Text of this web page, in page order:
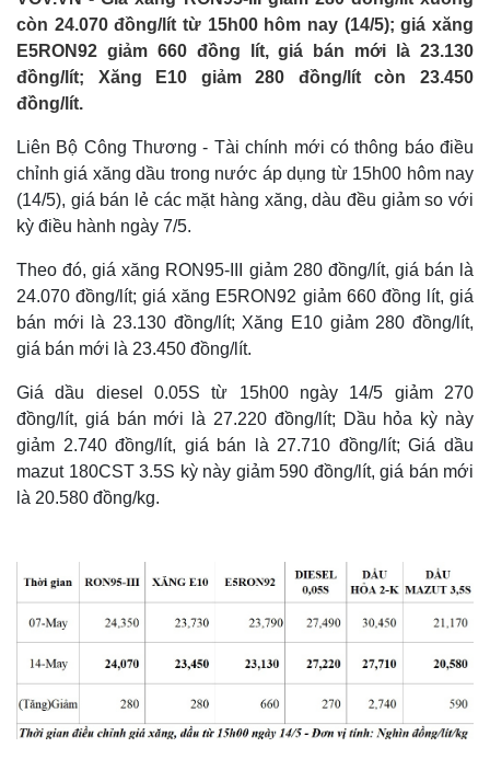
Biển đảo
còn 24.070 đồng/lít từ 15h00 hôm nay (14/5); giá xăng
E5RON92 giảm 660 đồng lít, giá bán mới là 23.130
đồng/lít; Xăng E10 giảm 280 đồng/lít còn 23.450
đồng/lít.
Liên Bộ Công Thương - Tài chính mới có thông báo điều
chỉnh giá xăng dầu trong nước áp dụng từ 15h00 hôm nay
(14/5), giá bán lẻ các mặt hàng xăng, dàu đều giảm so với
kỳ điều hành ngày 7/5.
Theo đó, giá xăng RON95-III giảm 280 đồng/lít, giá bán là
24.070 đồng/lít; giá xăng E5RON92 giảm 660 đồng lít, giá
bán mới là 23.130 đồng/lít; Xăng E10 giảm 280 đồng/lít,
giá bán mới là 23.450 đồng/lít.
Giá dầu diesel 0.05S từ 15h00 ngày 14/5 giảm 270
đồng/lít, giá bán mới là 27.220 đồng/lít; Dầu hỏa kỳ này
giảm 2.740 đồng/lít, giá bán là 27.710 đồng/lít; Giá dầu
mazut 180CST 3.5S kỳ này giảm 590 đồng/lít, giá bán mới
là 20.580 đồng/kg.